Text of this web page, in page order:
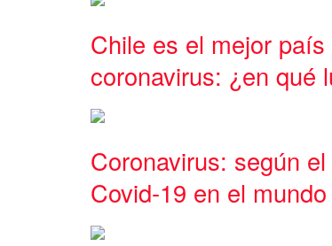
Chile es el mejor
coronavirus: ¿en qué
Coronavirus: según
Covid-19 en el mundo